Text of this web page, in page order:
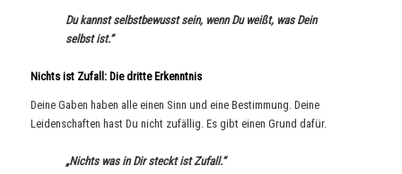
Du kannst selbstbewusst sein, wenn Du weißt, was Dein
selbst ist.“
Nichts ist Zufall: Die dritte Erkenntnis
Deine Gaben haben alle einen Sinn und eine Bestimmung. Deine
Leidenschaften hast Du nicht zufällig. Es gibt einen Grund dafür.
„Nichts was in Dir steckt ist Zufall.“